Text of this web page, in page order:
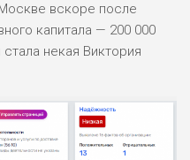
вскоре после
капитала — 200 000
некая Виктория